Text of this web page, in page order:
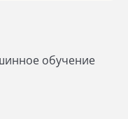
обучение